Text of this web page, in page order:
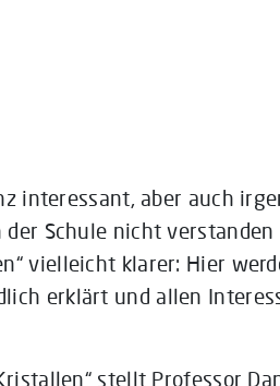
interessant, aber auch
der Schule nicht
vielleicht klarer: Hier
erklärt und allen
stellt Professor